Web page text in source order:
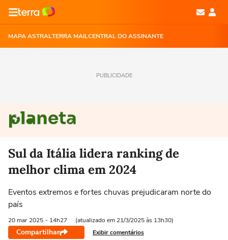
MAPA ASTRALTERRA MAILCENTRAL DO ASSINANTE
PUBLICIDADE
Sul da Itália lidera ranking de
melhor clima em 2024
Eventos extremos e fortes chuvas prejudicaram norte do
país
20 mar 2025 - 14h27 (atualizado em 21/3/2025 às 13h30)
Compartilhar Exibir comentários